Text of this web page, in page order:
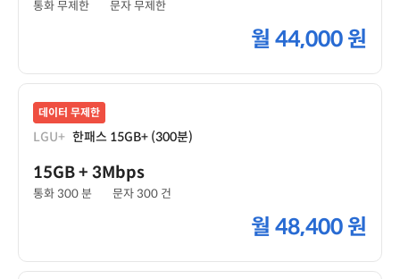
통화 무제한 문자 무제한
월 44,000 원
데이터 무제한
LGU+ 한패스 15GB+ (300분)
15GB+ 3Mbps
통화 300 분 문자 300 건
월 48,400 원